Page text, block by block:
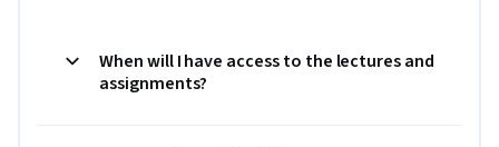
When will I have access to the lectures and
assignments?